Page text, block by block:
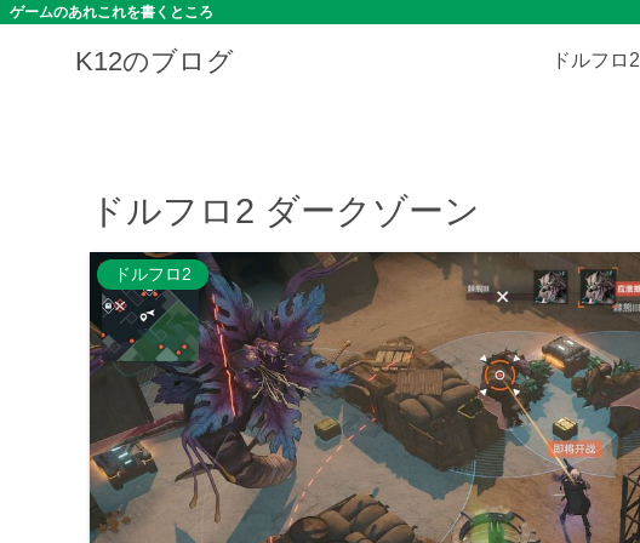
ゲームのあれこれを書くところ
K12のブログ ドルフロ2
ドルフロ2 ダークゾーン
ドルフロ2